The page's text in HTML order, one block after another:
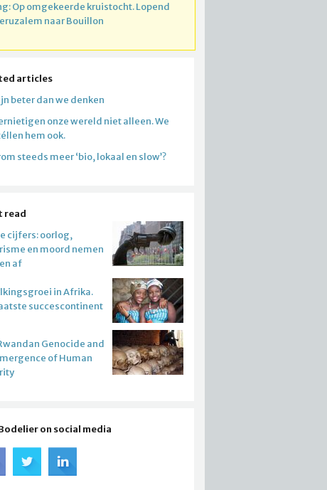
Op omgekeerde kruistocht. Lopend
naar Bouillon
articles
beter dan we denken
onze wereld niet alleen. We
hem ook.
steeds meer ‘bio, lokaal en slow’?
read
cijfers: oorlog,
en moord nemen
af
in Afrika.
succescontinent
Genocide and
of Human
on social media